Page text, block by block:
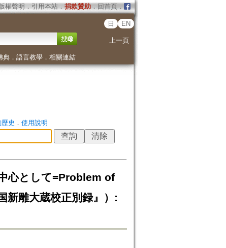
版權聲明 ． 引用本站． 捐款贊助．回首頁．
日 EN
上一頁
典． 語言教學． 相關連結
史 ． 使用說明
心として=Problem of
雕大蔵校正別録』）: